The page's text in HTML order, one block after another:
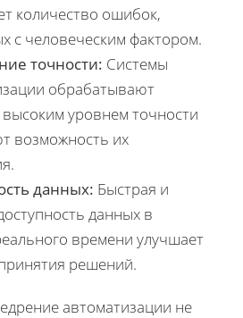
количество ошибок,
с человеческим фактором.
точности: Системы
обрабатывают
уровнем точности
возможность их
данных: Быстрая и
данных в
времени улучшает
решений.
автоматизации не